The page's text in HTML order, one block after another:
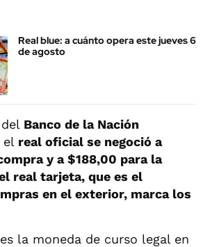
Real blue: a cuánto opera este jueves 6
de agosto
Banco de la Nación
el real oficial se negoció a
y a $188,00 para la
real tarjeta, que es el
en el exterior, marca los
la moneda de curso legal en